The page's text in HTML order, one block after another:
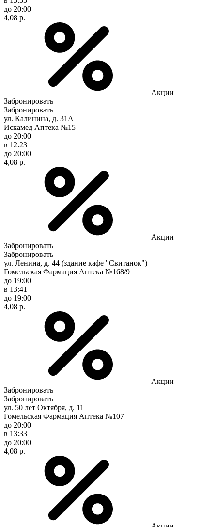
до 20:00
4,08 р.
Акции
Забронировать
Забронировать
ул. Калинина, д. 31А
Искамед Аптека №15
до 20:00
в 12:23
до 20:00
4,08 р.
Акции
Забронировать
Забронировать
ул. Ленина, д. 44 (здание кафе "Свитанок")
Гомельская Фармация Аптека №168/9
до 19:00
в 13:41
до 19:00
4,08 р.
Акции
Забронировать
Забронировать
ул. 50 лет Октября, д. 11
Гомельская Фармация Аптека №107
до 20:00
в 13:33
до 20:00
4,08 р.